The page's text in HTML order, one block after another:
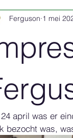
Geschiedenis
Ferguson 1 mei
april was er
bezocht was,